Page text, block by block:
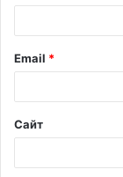
Email *
Сайт